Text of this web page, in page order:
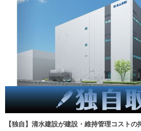
【独自】清水建設が建設・維持管理コスト